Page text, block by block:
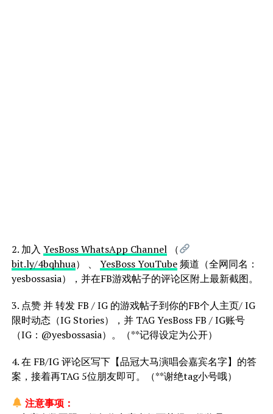
2. 加入 YesBoss WhatsApp Channel（
bit.ly/4bqhhua） 、 YesBoss YouTube频道（全网同名：
yesbossasia），并在FB游戏帖子的评论区附上最新截图。
3. 点赞 并 转发 FB / IG 的游戏帖子到你的FB个人主页/ IG
限时动态（IG Stories），并 TAG YesBoss FB / IG账号
（IG：@yesbossasia）。（**记得设定为公开）
4. 在 FB/IG 评论区写下【品冠大马演唱会嘉宾名字】的答
案，接着再TAG 5位朋友即可。（**谢绝tag小号哦）
注意事项：